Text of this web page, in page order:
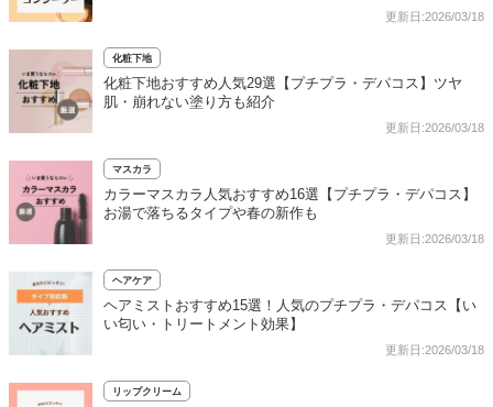
更新日:2026/03/18
化粧下地
化粧下地おすすめ人気29選【プチプラ・デパコス】ツヤ
肌・崩れない塗り方も紹介
更新日:2026/03/18
マスカラ
カラーマスカラ人気おすすめ16選【プチプラ・デパコス】
お湯で落ちるタイプや春の新作も
更新日:2026/03/18
ヘアケア
ヘアミストおすすめ15選！人気のプチプラ・デパコス【い
い匂い・トリートメント効果】
更新日:2026/03/18
リップクリーム